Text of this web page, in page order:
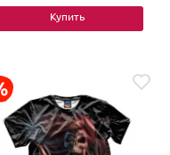
Купить